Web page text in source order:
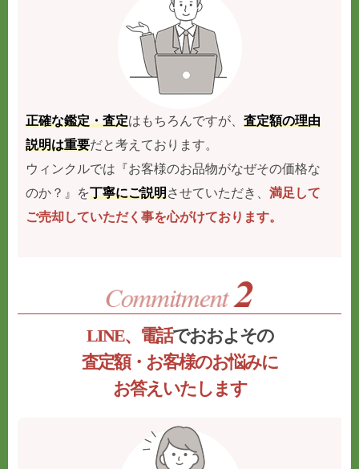
正確な鑑定・査定はもちろんですが、査定額の理由
説明は重要だと考えております。
ウィンクルでは『お客様のお品物がなぜその価格な
のか？』を丁寧にご説明させていただき、満足して
ご売却していただく事を心がけております。
LINE、電話でおおよその
査定額・お客様のお悩みに
お答えいたします